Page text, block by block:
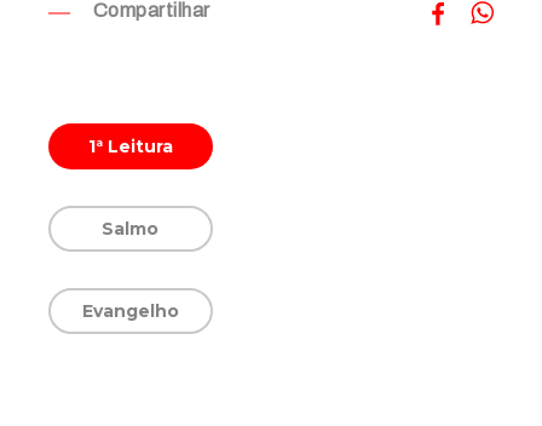
Compartilhar
1ª Leitura
Salmo
Evangelho